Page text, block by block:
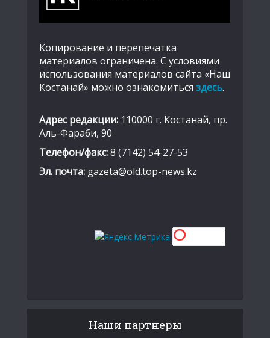
Копирование и перепечатка
материалов ограничена. С условиями
использования материалов сайта «Наш
Костанай» можно ознакомиться здесь.
Адрес редакции: 110000 г. Костанай, пр.
Аль-Фараби, 90
Телефон/факс:8 (7142) 54-27-53
Эл. почта: gazeta@old.top-news.kz
Наши партнеры